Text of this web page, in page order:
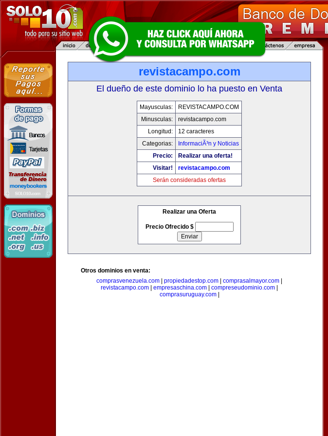
revistacampo.com
El dueño de este dominio lo ha puesto en Venta
Mayusculas:
REVISTACAMPO.COM
Minusculas:
revistacampo.com
Longitud:
12 caracteres
Categorias:
InformaciÃ³n y Noticias
Precio:
Realizar una oferta!
Visitar!
revistacampo.com
Serán consideradas ofertas
Realizar una Oferta
Precio Ofrecido $
Otros dominios en venta:
comprasvenezuela.com
propiedadestop.com comprasalmayor.com
revistacampo.com
empresaschina.com compreseudominio.com
comprasuruguay.com|